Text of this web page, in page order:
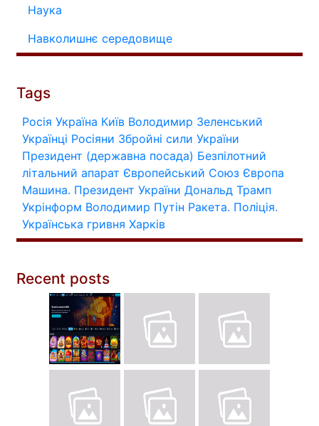
Наука
Навколишнє середовище
Tags
Росія Україна Київ Володимир Зеленський
Українці Росіяни Збройні сили України
Президент (державна посада) Безпілотний
літальний апарат Європейський Союз Європа
Машина. Президент України Дональд Трамп
Укрінформ Володимир Путін Ракета. Поліція.
Українська гривня Харків
Recent posts